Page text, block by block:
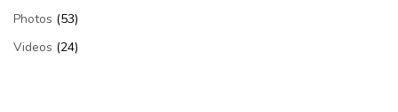
Photos (53)
Videos (24)